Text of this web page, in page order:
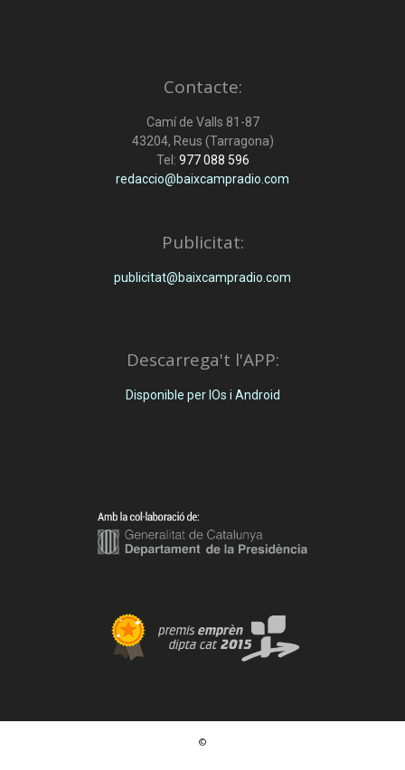
Contacte:
Camí de Valls 81-87
43204, Reus (Tarragona)
Tel: 977 088 596
redaccio@baixcampradio.com
Publicitat:
publicitat@baixcampradio.com
Descarrega't l'APP:
Disponible per IOs i Android
©